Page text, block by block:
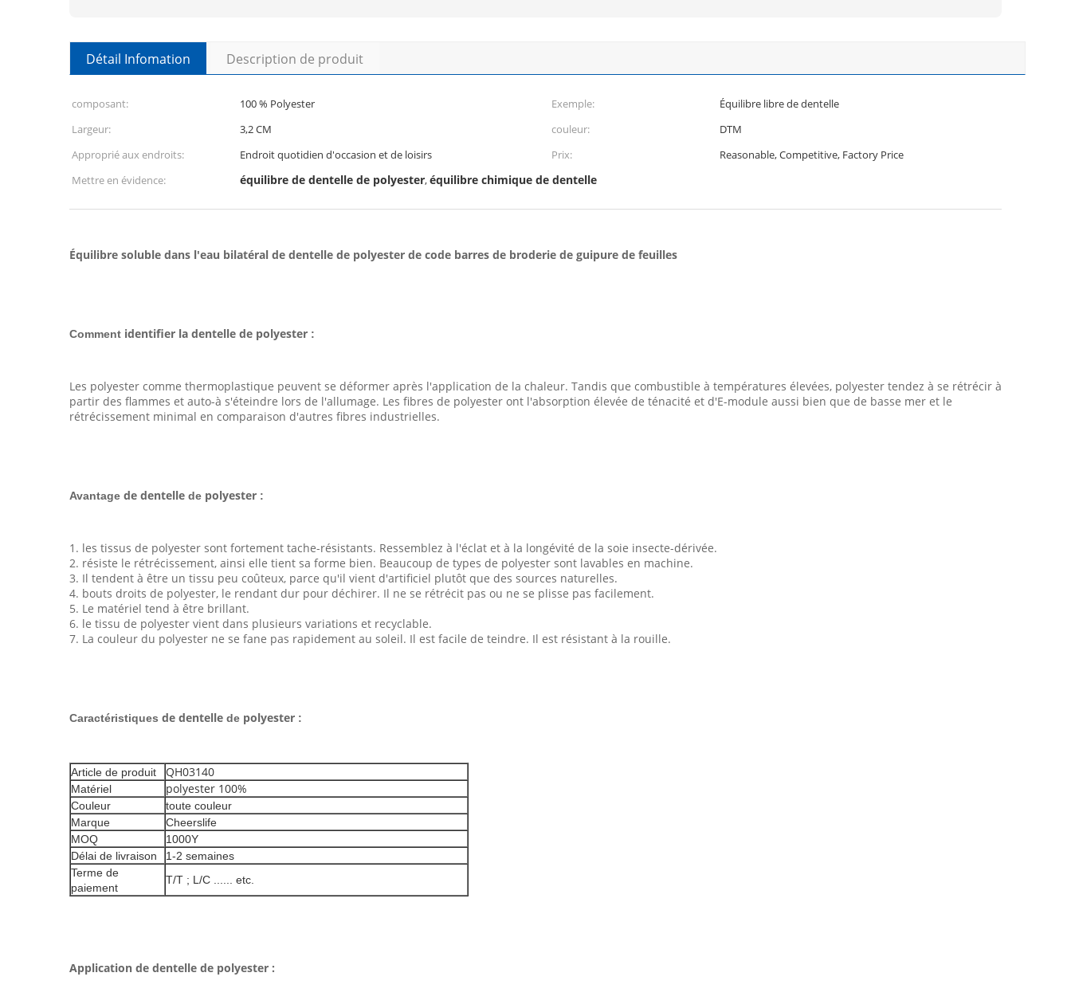
Détail Infomation Description de produit
composant: 100 % Polyester Exemple:
Équilibre libre de dentelle
Largeur:
3,2 CM couleur:
DTM
Approprié aux endroits:
Endroit quotidien d'occasion et de loisirs Prix:
Reasonable, Competitive, Factory Price
Mettre en évidence:
équilibre de dentelle de polyester,équilibre chimique de dentelle
Équilibre soluble dans l'eau bilatéral de dentelle de polyester de code barres de broderie de guipure de feuilles
Comment identifier la dentelle de polyester :
Les polyester comme thermoplastique peuvent se déformer après l'application de la chaleur. Tandis que combustible à températures élevées, polyester tendez à se rétrécir à
partir des flammes et auto-à s'éteindre lors de l'allumage. Les fibres de polyester ont l'absorption élevée de ténacité et d'E-module aussi bien que de basse mer et le
rétrécissement minimal en comparaison d'autres fibres industrielles.
Avantage de dentelle de polyester :
1. les tissus de polyester sont fortement tache-résistants. Ressemblez à l'éclat et à la longévité de la soie insecte-dérivée.
2. résiste le rétrécissement, ainsi elle tient sa forme bien. Beaucoup de types de polyester sont lavables en machine.
3. Il tendent à être un tissu peu coûteux, parce qu'il vient d'artificiel plutôt que des sources naturelles.
4. bouts droits de polyester, le rendant dur pour déchirer. Il ne se rétrécit pas ou ne se plisse pas facilement.
5. Le matériel tend à être brillant.
6. le tissu de polyester vient dans plusieurs variations et recyclable.
7. La couleur du polyester ne se fane pas rapidement au soleil. Il est facile de teindre. Il est résistant à la rouille.
Caractéristiques de dentelle de polyester :
Article de produit QH03140
Matériel polyester 100%
Couleur
toute couleur
Marque
Cheerslife
MOQ
1000Y
Délai de livraison
1-2 semaines
Terme de
paiement
T/T ; L/C ...... etc.
Application de dentelle de polyester :